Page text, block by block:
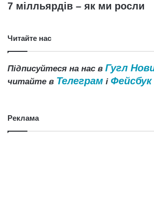
7 мілльярдів – як ми росли
Читайте нас
Підписуйтеся на нас в Гугл
читайте в Телеграм і Фейсбук
Реклама